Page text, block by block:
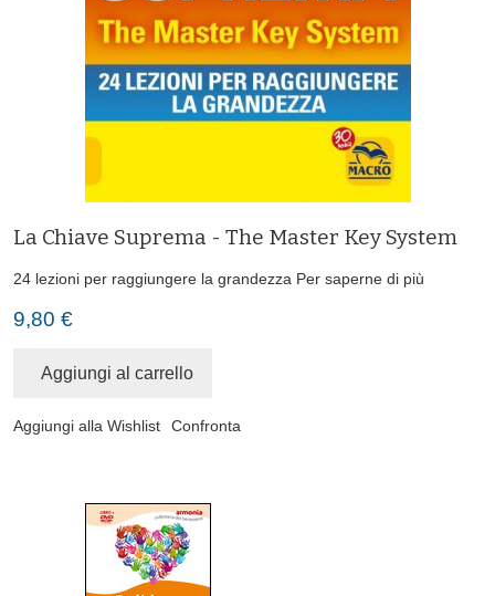
La Chiave Suprema - The Master Key System
24 lezioni per raggiungere la grandezza Per saperne di più
9,80 €
Aggiungi al carrello
Aggiungi alla Wishlist Confronta